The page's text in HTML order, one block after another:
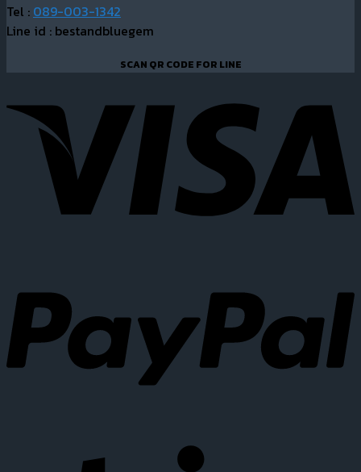
Tel : 089-003-1342
Line id : bestandbluegem
SCAN QR CODE FOR LINE